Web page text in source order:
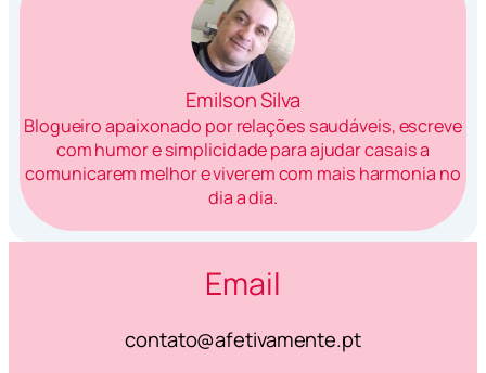
Emilson Silva
Blogueiro apaixonado por relações saudáveis, escreve
com humor e simplicidade para ajudar casais a
comunicarem melhor e viverem com mais harmonia no
dia a dia.
Email
contato@afetivamente.pt